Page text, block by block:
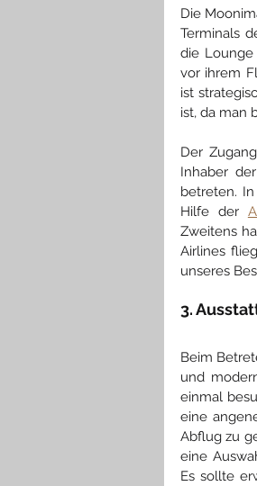
Die
Terminals
die Lounge
vor ihrem
ist
ist, da man
Der
Inhaber
betreten.
Hilfe der
Zweitens
Airlines
unseres
3.
Beim
und
einmal
eine
Abflug zu
eine
Es sollte